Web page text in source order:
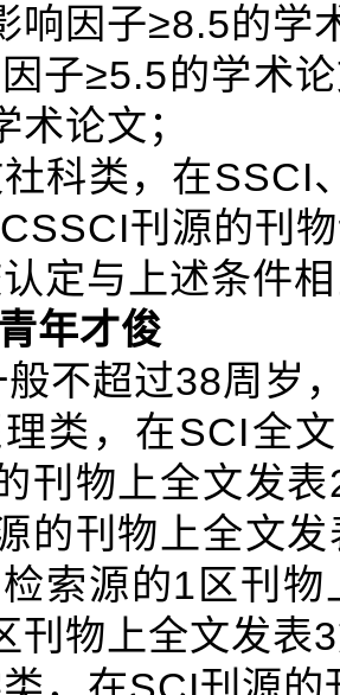
响因子≥8.5的学
子≥5.5的学术
术论文；
科类，在SSCI
刊源的刊
定与上述条件
年才俊
不超过38周岁
类，在SCI全
刊物上全文发
的刊物上全文
索源的1区刊
刊物上全文发表